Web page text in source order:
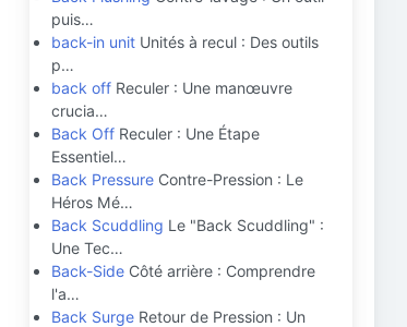
puis…
back-in unit Unités à recul : Des outils
p…
back off Reculer : Une manœuvre
crucia…
Back Off Reculer : Une Étape
Essentiel…
Back Pressure Contre-Pression : Le
Héros Mé…
Back Scuddling Le "Back Scuddling" :
Une Tec…
Back-Side Côté arrière : Comprendre
l'a…
Back Surge Retour de Pression : Un